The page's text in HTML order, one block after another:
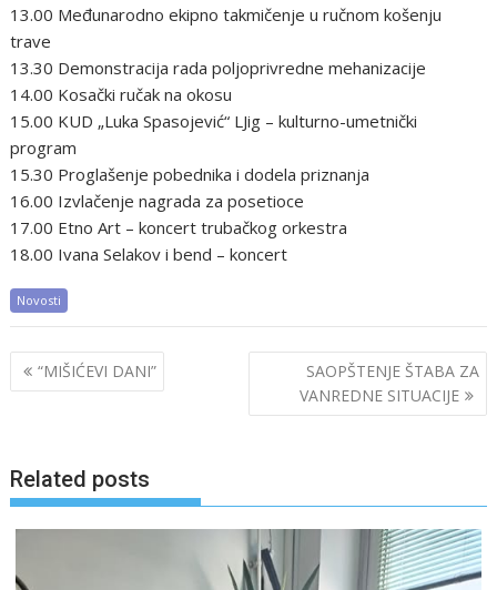
13.00 Međunarodno ekipno takmičenje u ručnom košenju
trave
13.30 Demonstracija rada poljoprivredne mehanizacije
14.00 Kosački ručak na okosu
15.00 KUD „Luka Spasojević“ LJig – kulturno-umetnički
program
15.30 Proglašenje pobednika i dodela priznanja
16.00 Izvlačenje nagrada za posetioce
17.00 Etno Art – koncert trubačkog orkestra
18.00 Ivana Selakov i bend – koncert
Novosti
Post
navigation
“MIŠIĆEVI DANI”
SAOPŠTENJE ŠTABA ZA
VANREDNE SITUACIJE
Related posts